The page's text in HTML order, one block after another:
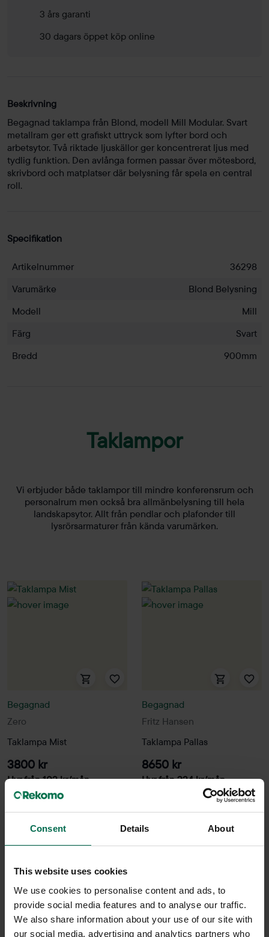
Consent Details About
This website uses cookies
We use cookies to personalise content and ads, to
provide social media features and to analyse our traffic.
We also share information about your use of our site with
our social media, advertising and analytics partners who
3 års garanti
30 dagars öppet köp online
Beskrivning
Begagnad taklampa från Blond, modell Mill Modular. Svart
metallram ger ett grafiskt uttryck som lyfter bord och
arbetsytor. Två riktade ljuskällor ger koncentrerat ljus med
tydlig funktion. Den avlånga formen passar över mötesbord,
skrivbord och matplatser där belysning får spela en central
roll.
Specifikation
Artikelnummer
36298
Varumärke
Blond Belysning
Modell
Mill
Färg
Svart
Bredd
900mm
Taklampor
Vi erbjuder både taklampor till mindre konferensrum och
personalrum men också bra allmänbelysning till hela
landskapsytor. Allt från pendlar och plafonder till
lysrörsarmaturer från kända varumärken.
Zero
Begagnad
Taklampa Mist
3800 kr
Hyr från103kr/mån
26 i lager
C02
Fritz Hansen
Begagnad
Taklampa Pallas
8650 kr
Hyr från234kr/mån